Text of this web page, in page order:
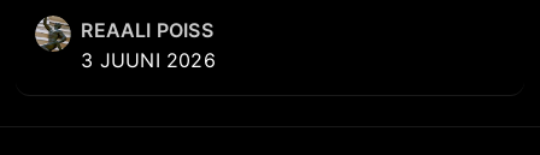
REAALI POISS
3 JUUNI 2026